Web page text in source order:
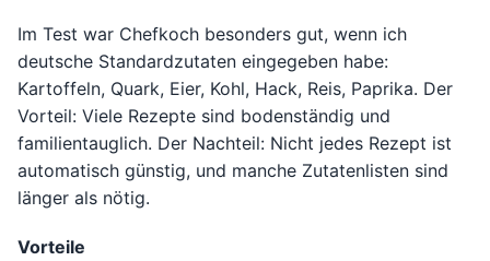
Im Test war Chefkoch besonders gut, wenn ich
deutsche Standardzutaten eingegeben habe:
Kartoffeln, Quark, Eier, Kohl, Hack, Reis, Paprika. Der
Vorteil: Viele Rezepte sind bodenständig und
familientauglich. Der Nachteil: Nicht jedes Rezept ist
automatisch günstig, und manche Zutatenlisten sind
länger als nötig.
Vorteile